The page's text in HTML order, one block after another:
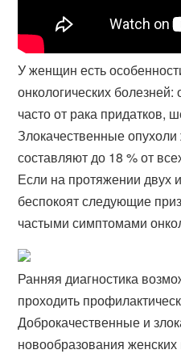
У женщин есть
онкологических
часто от рака придатков,
Злокачественные опухоли
составляют до 18 % от
Если на протяжении двух
беспокоят следующие
частыми симптомами
Ранняя диагностика
проходить
Доброкачественные и
новообразования